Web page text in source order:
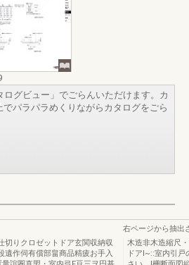
ログビュー」でごらんいただけます。カ
パラパラめくりながらカタログをごら
切りクロゼットドア玄関収納収
遺作伺有償部畠商品精疲お手入
右ページから抽出
木造非木造縮尺
ドアl~::室内引